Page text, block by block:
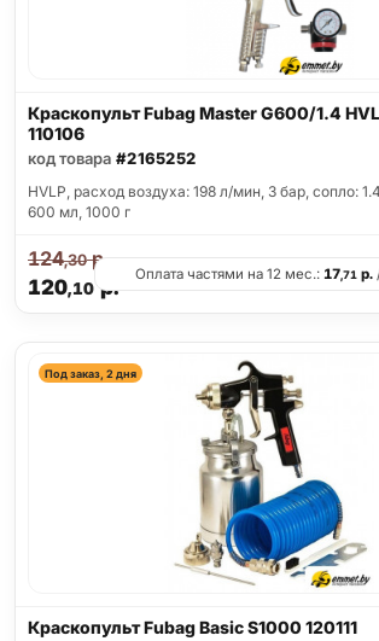
Краскопульт Fubag Master G600/1.4
110106
код товара #2165252
HVLP, расход воздуха: 198 л/мин, 3 бар, сопло:
600 мл, 1000 г
120,10р.
124,30р.
Оплата частями на 12 мес.:17,71 р.
Под заказ, 2 дня
Краскопульт Fubag Basic S1000 120111